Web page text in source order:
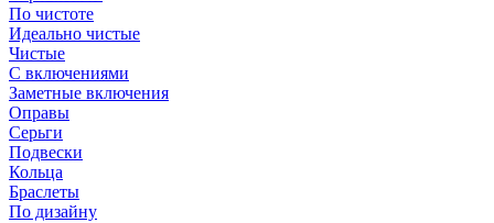
По чистоте
Идеально чистые
Чистые
С включениями
Заметные включения
Оправы
Серьги
Подвески
Кольца
Браслеты
По дизайну